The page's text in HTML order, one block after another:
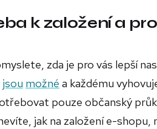
k založení a
zda je pro vás lepší
jsou možné a každému
pouze občanský
jak na založení e-